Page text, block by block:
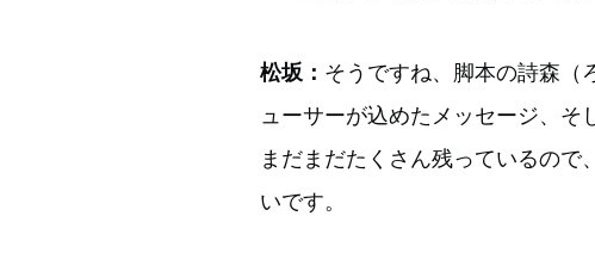
松坂： そうですね、脚本の詩森（
ューサーが込めたメッセージ、そ
まだまだたくさん残っているの
いです。